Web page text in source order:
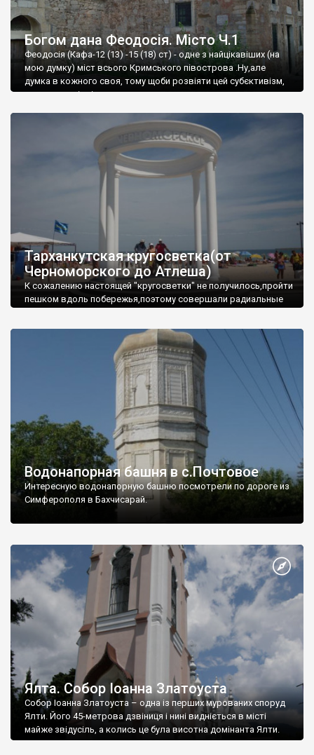
Богом дана Феодосія. Місто Ч.1
Феодосія (Кафа-12 (13) -15 (18) ст) - одне з найцікавіших (на
мою думку) міст всього Кримського півострова .Ну,але
думка в кожного своя, тому щоби розвіяти цей субєктивізм,
запрошую відвідати це
Тарханкутская кругосветка(от
Черноморского до Атлеша)
К сожалению настоящей "кругосветки" не получилось,пройти
пешком вдоль побережья,поэтому совершали радиальные
Водонапорная башня в с.Почтовое
Интересную водонапорную башню посмотрели по дороге из
Симферополя в Бахчисарай.
Ялта. Собор Іоанна Златоуста
Собор Іоанна Златоуста – одна із перших мурованих споруд
Ялти. Його 45-метрова дзвіниця і нині видніється в місті
майже звідусіль, а колись це була висотна домінанта Ялти.